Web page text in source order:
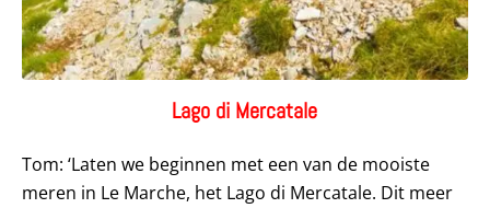
Lago di Mercatale
Tom: ‘Laten we beginnen met een van de mooiste
meren in Le Marche, het Lago di Mercatale. Dit meer